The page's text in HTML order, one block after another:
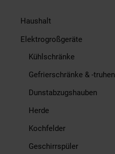
Haushalt
Elektrogroßgeräte
Kühlschränke
Gefrierschränke & -truhen
Dunstabzugshauben
Herde
Kochfelder
Geschirrspüler